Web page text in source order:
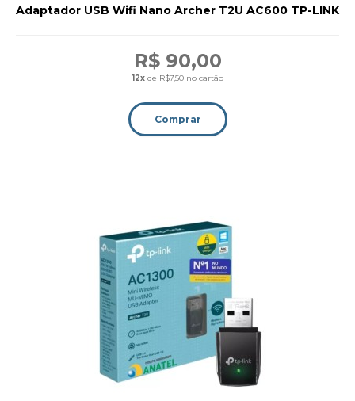
Adaptador USB Wifi Nano Archer T2U AC600 TP-LINK
R$ 90,00
12xde R$7,50 no cartão
Comprar